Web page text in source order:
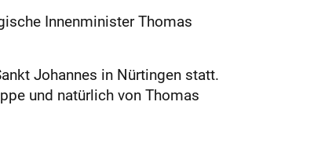
Innenminister Thomas
Johannes in Nürtingen statt.
und natürlich von Thomas